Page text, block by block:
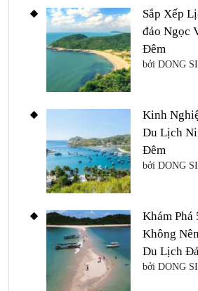
Sắp Xếp
đảo Ngọc
Đêm
bởi DONG
Kinh
Du Lịch
Đêm
bởi DONG
Khám Phá
Không
Du Lịch
bởi DONG